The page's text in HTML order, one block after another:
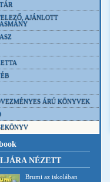
AJÁNLOTT
ÁRÚ KÖNYVEK
NÉZETT
Brumi az iskolában